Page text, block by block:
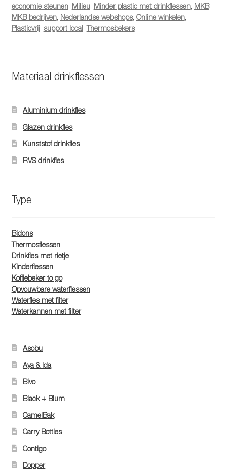
economie steunen, Milieu, Minder plastic met drinkflessen, MKB,
MKB bedrijven, Nederlandse webshops, Online winkelen,
Plasticvrij, support local,Thermosbekers
Materiaal drinkflessen
Aluminium drinkfles
Glazen drinkfles
Kunststof drinkfles
RVS drinkfles
Type
Bidons
Thermosflessen
Drinkfles met rietje
Kinderflessen
Koffiebeker to go
Opvouwbare waterflessen
Waterfles met filter
Waterkannen met filter
Asobu
Aya & Ida
Bivo
Black + Blum
CamelBak
Carry Bottles
Contigo
Dopper